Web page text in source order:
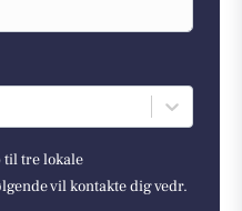
til tre lokale
vil kontakte dig vedr.